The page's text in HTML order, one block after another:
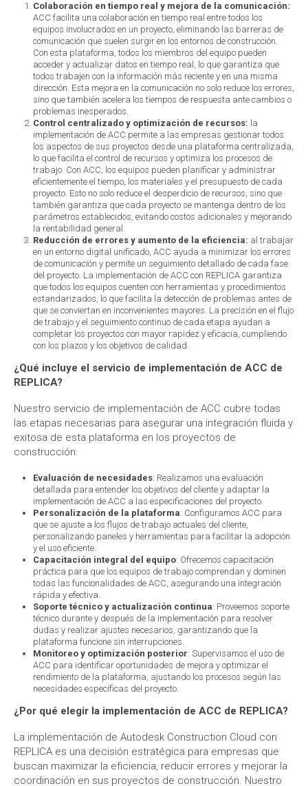
Colaboración en tiempo real y mejora de la comunicación:
ACC facilita una colaboración en tiempo real entre todos los
equipos involucrados en un proyecto, eliminando las barreras de
comunicación que suelen surgir en los entornos de construcción.
Con esta plataforma, todos los miembros del equipo pueden
acceder y actualizar datos en tiempo real, lo que garantiza que
todos trabajen con la información más reciente y en una misma
dirección. Esta mejora en la comunicación no solo reduce los errores,
sino que también acelera los tiempos de respuesta ante cambios o
problemas inesperados.
Control centralizado y optimización de recursos: la
implementación de ACC permite a las empresas gestionar todos
los aspectos de sus proyectos desde una plataforma centralizada,
lo que facilita el control de recursos y optimiza los procesos de
trabajo. Con ACC, los equipos pueden planificar y administrar
eficientemente el tiempo, los materiales y el presupuesto de cada
proyecto. Esto no solo reduce el desperdicio de recursos, sino que
también garantiza que cada proyecto se mantenga dentro de los
parámetros establecidos, evitando costos adicionales y mejorando
la rentabilidad general.
Reducción de errores y aumento de la eficiencia: al trabajar
en un entorno digital unificado, ACC ayuda a minimizar los errores
de comunicación y permite un seguimiento detallado de cada fase
del proyecto. La implementación de ACC con REPLICA garantiza
que todos los equipos cuenten con herramientas y procedimientos
estandarizados, lo que facilita la detección de problemas antes de
que se conviertan en inconvenientes mayores. La precisión en el flujo
de trabajo y el seguimiento continuo de cada etapa ayudan a
completar los proyectos con mayor rapidez y eficacia, cumpliendo
con los plazos y los objetivos de calidad.
¿Qué incluye el servicio de implementación de ACC de
REPLICA?
Nuestro servicio de implementación de ACC cubre todas
las etapas necesarias para asegurar una integración fluida y
exitosa de esta plataforma en los proyectos de
construcción:
Evaluación de necesidades: Realizamos una evaluación
detallada para entender los objetivos del cliente y adaptar la
implementación de ACC a las especificaciones del proyecto.
Personalización de la plataforma: Configuramos ACC para
que se ajuste a los flujos de trabajo actuales del cliente,
personalizando paneles y herramientas para facilitar la adopción
y el uso eficiente.
Capacitación integral del equipo: Ofrecemos capacitación
práctica para que los equipos de trabajo comprendan y dominen
todas las funcionalidades de ACC, asegurando una integración
rápida y efectiva.
Soporte técnico y actualización continua: Proveemos soporte
técnico durante y después de la implementación para resolver
dudas y realizar ajustes necesarios, garantizando que la
plataforma funcione sin interrupciones.
Monitoreo y optimización posterior: Supervisamos el uso de
ACC para identificar oportunidades de mejora y optimizar el
rendimiento de la plataforma, ajustando los procesos según las
necesidades específicas del proyecto.
¿Por qué elegir la implementación de ACC de REPLICA?
La implementación de Autodesk Construction Cloud con
REPLICA es una decisión estratégica para empresas que
buscan maximizar la eficiencia, reducir errores y mejorar la
coordinación en sus proyectos de construcción. Nuestro